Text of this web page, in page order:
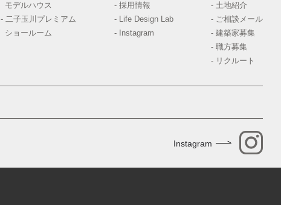
モデルハウス
- 二子玉川プレミアム
ショールーム
- 採用情報
- Life Design Lab
- Instagram
- 土地紹介
- ご相談メール
- 建築家募集
- 職方募集
- リクルート
Instagram